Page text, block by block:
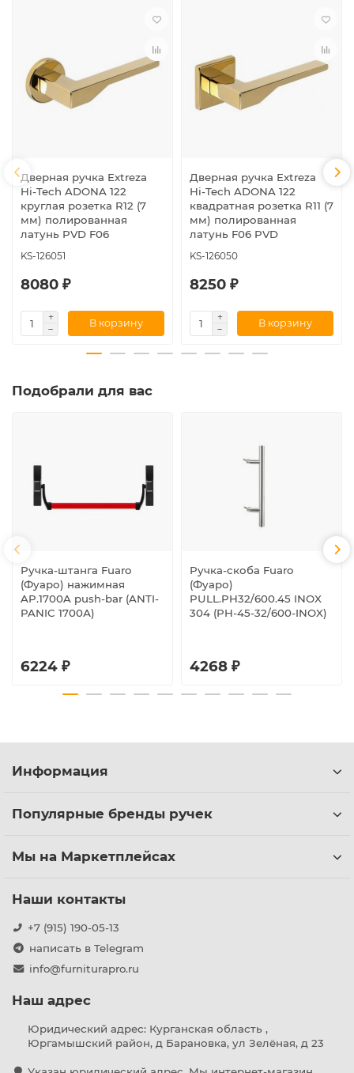
Дверная ручка Extreza
Hi-Tech ADONA 122
круглая розетка R12 (7
мм) полированная
латунь PVD F06
KS-126051
8080 ₽
В корзину
Дверная ручка Extreza
Hi-Tech ADONA 122
квадратная розетка R11 (7
мм) полированная
латунь F06 PVD
KS-126050
8250 ₽
В корзину
Подобрали для вас
Ручка-штанга Fuaro
(Фуаро) нажимная
AP.1700A push-bar (ANTI-
PANIC 1700А)
6224 ₽
Ручка-скоба Fuaro
(Фуаро)
PULL.PH32/600.45 INOX
304 (PH-45-32/600-INOX)
4268 ₽
Информация
Популярные бренды ручек
Мы на Маркетплейсах
Наши контакты
+7 (915) 190-05-13
написать в Telegram
info@furniturapro.ru
Наш адрес
Юридический адрес: Курганская область ,
Юргамышский район, д Барановка, ул Зелёная, д 23